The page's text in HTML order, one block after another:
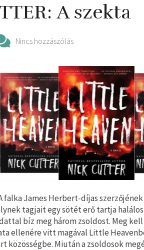
A szekta
Nincs hozzászólás
falka James Herbert-díjas
tagjait egy sötét erő tartja
bíz meg három zsoldost. Meg
ellenére vitt magával Little
közösségbe. Miután a zsoldosok